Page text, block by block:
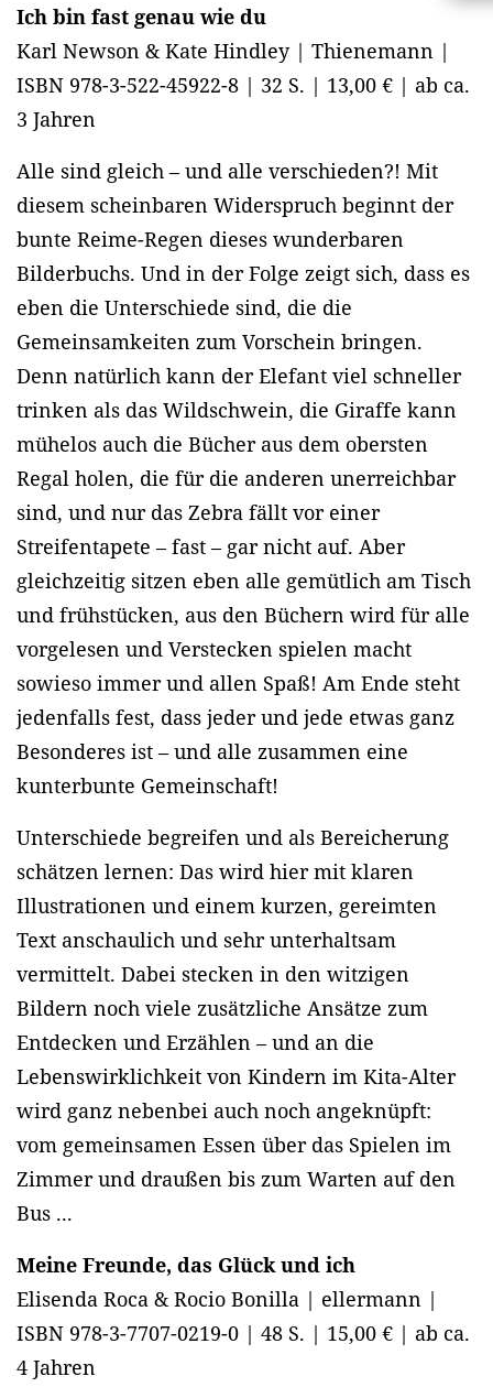
Ich bin fast genau wie du
Karl Newson & Kate Hindley | Thienemann |
ISBN 978-3-522-45922-8 | 32 S. | 13,00 € | ab ca.
3 Jahren
Alle sind gleich – und alle verschieden?! Mit
diesem scheinbaren Widerspruch beginnt der
bunte Reime-Regen dieses wunderbaren
Bilderbuchs. Und in der Folge zeigt sich, dass es
eben die Unterschiede sind, die die
Gemeinsamkeiten zum Vorschein bringen.
Denn natürlich kann der Elefant viel schneller
trinken als das Wildschwein, die Giraffe kann
mühelos auch die Bücher aus dem obersten
Regal holen, die für die anderen unerreichbar
sind, und nur das Zebra fällt vor einer
Streifentapete – fast – gar nicht auf. Aber
gleichzeitig sitzen eben alle gemütlich am Tisch
und frühstücken, aus den Büchern wird für alle
vorgelesen und Verstecken spielen macht
sowieso immer und allen Spaß! Am Ende steht
jedenfalls fest, dass jeder und jede etwas ganz
Besonderes ist – und alle zusammen eine
kunterbunte Gemeinschaft!
Unterschiede begreifen und als Bereicherung
schätzen lernen: Das wird hier mit klaren
Illustrationen und einem kurzen, gereimten
Text anschaulich und sehr unterhaltsam
vermittelt. Dabei stecken in den witzigen
Bildern noch viele zusätzliche Ansätze zum
Entdecken und Erzählen – und an die
Lebenswirklichkeit von Kindern im Kita-Alter
wird ganz nebenbei auch noch angeknüpft:
vom gemeinsamen Essen über das Spielen im
Zimmer und draußen bis zum Warten auf den
Bus ...
Meine Freunde, das Glück und ich
Elisenda Roca & Rocio Bonilla | ellermann |
ISBN 978-3-7707-0219-0 | 48 S. | 15,00 € | ab ca.
4 Jahren